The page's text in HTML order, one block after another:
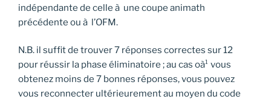
indépendante de celle à une coupe animath
précédente ou à l’OFM.
N.B. il suffit de trouver 7 réponses correctes sur 12
pour réussir la phase éliminatoire ; au cas oà¹ vous
obtenez moins de 7 bonnes réponses, vous pouvez
vous reconnecter ultérieurement au moyen du code